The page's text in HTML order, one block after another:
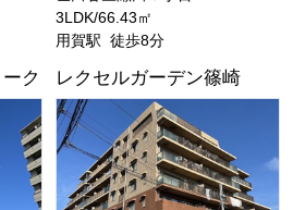
3LDK/66.43㎡
用賀駅 徒歩8分
ク レクセルガーデン篠崎